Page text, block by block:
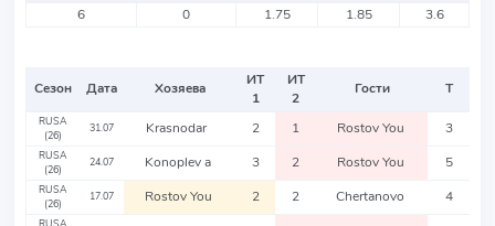
6
0 1.75 1.85 3.6
Сезон Дата Хозяева
ИТ
1
ИТ
2
Гости Т
RUSA
(26)
31.07 Krasnodar 2 1 Rostov You 3
RUSA
(26)
24.07 Konoplev a 3 2 Rostov You 5
RUSA
(26)
17.07 Rostov You 2 2 Chertanovo 4